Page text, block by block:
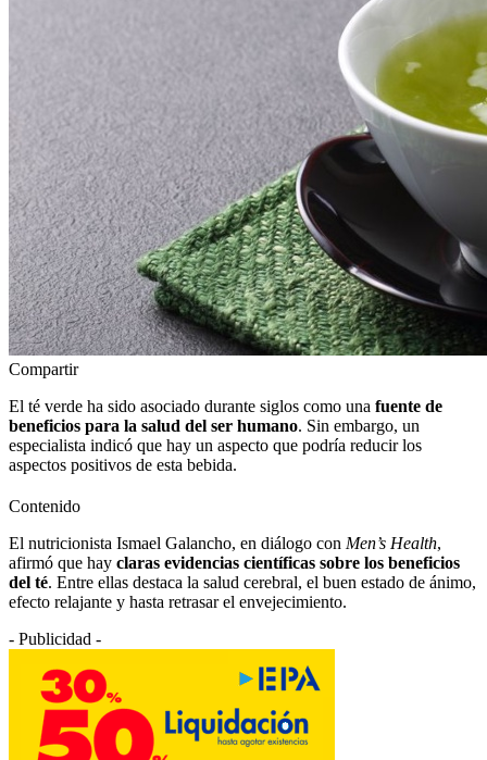
Compartir
El té verde ha sido asociado durante siglos como una fuente de
beneficios para la salud del ser humano. Sin embargo, un
especialista indicó que hay un aspecto que podría reducir los
aspectos positivos de esta bebida.
Contenido
El nutricionista Ismael Galancho, en diálogo con Men’s Health,
afirmó que hay claras evidencias científicas sobre los beneficios
del té. Entre ellas destaca la salud cerebral, el buen estado de ánimo,
efecto relajante y hasta retrasar el envejecimiento.
- Publicidad -